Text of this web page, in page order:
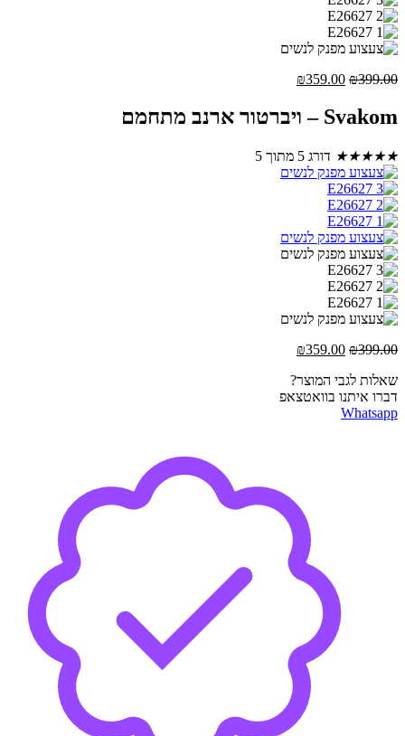
₪399.00
המחיר
היה:
₪399.00.
₪359.00
הוא:
₪359.00.
Svakom – ויברטור ארנב מתחמם
★
★
★
★
★ דורג 5 מתוך 5
₪399.00
המחיר
היה:
₪399.00.
₪359.00
הוא:
₪359.00.
שאלות לגבי המוצר?
דברו איתנו בוואטצאפ
Whatsapp